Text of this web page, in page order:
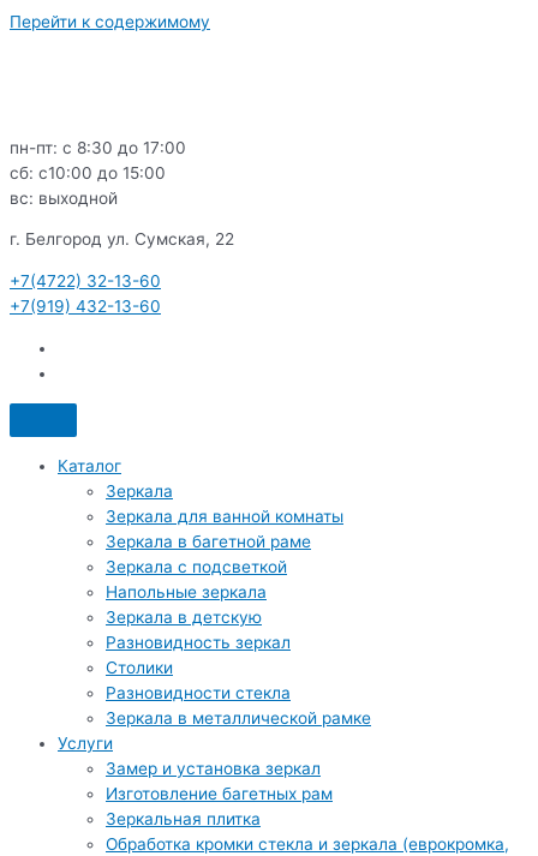
Перейти к содержимому
пн-пт: с 8:30 до 17:00
сб: c10:00 до 15:00
вс: выходной
г. Белгород ул. Сумская, 22
+7(4722) 32-13-60
+7(919) 432-13-60
Каталог
Зеркала
Зеркала для ванной комнаты
Зеркала в багетной раме
Зеркала с подсветкой
Напольные зеркала
Зеркала в детскую
Разновидность зеркал
Столики
Разновидности стекла
Зеркала в металлической рамке
Услуги
Замер и установка зеркал
Изготовление багетных рам
Зеркальная плитка
Обработка кромки стекла и зеркала (еврокромка,